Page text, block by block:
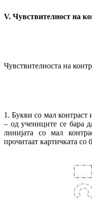
V. Чувствителност на
Чувствителноста на
1. Букви со мал контраст
– од учениците се бара
линијата со мал
прочитаат картичката со